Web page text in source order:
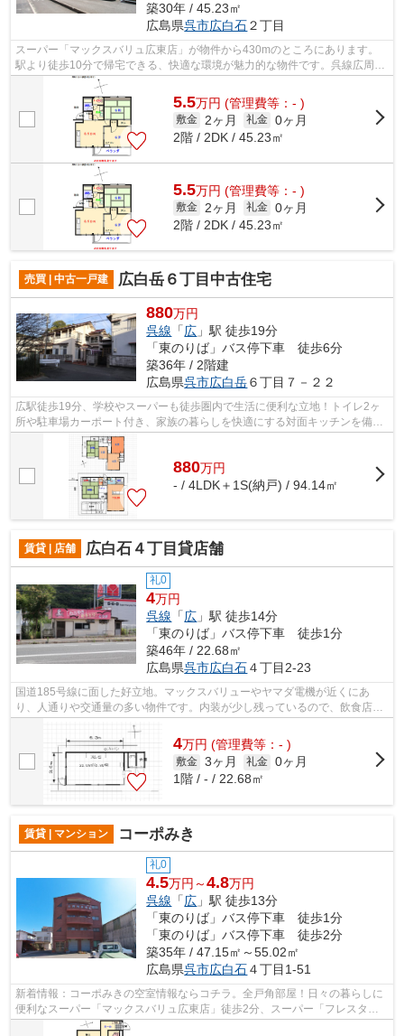
築30年 / 45.23㎡
広島県呉市広白石２丁目
スーパー「マックスバリュ広東店」が物件から430mのところにあります。
駅より徒歩10分で帰宅できる、快適な環境が魅力的な物件です。呉線広周辺
に住めば、交通面で不便を感じることも...
5.5万円 (管理費等：- )
敷金 2ヶ月 礼金 0ヶ月
2階 / 2DK / 45.23㎡
5.5万円 (管理費等：- )
敷金 2ヶ月 礼金 0ヶ月
2階 / 2DK / 45.23㎡
売買 | 中古一戸建 広白岳６丁目中古住宅
880万円
呉線 「広 」駅 徒歩19分
「東のりば」バス停下車 徒歩6分
築36年 / 2階建
広島県呉市広白岳６丁目７－２２
広駅徒歩19分、学校やスーパーも徒歩圏内で生活に便利な立地！トイレ2ヶ
所や駐車場カーポート付き、家族の暮らしを快適にする対面キッチンを備え
た中古住宅です。リノベーション希望者...
880万円
- / 4LDK＋1S(納戸) / 94.14㎡
賃貸 | 店舗 広白石４丁目貸店舗
礼0
4万円
呉線 「広 」駅 徒歩14分
「東のりば」バス停下車 徒歩1分
築46年 / 22.68㎡
広島県呉市広白石４丁目2-23
国道185号線に面した好立地。マックスバリューやヤマダ電機が近くにあ
り、人通りや交通量の多い物件です。内装が少し残っているので、飲食店に
オススメです。
4万円 (管理費等：- )
敷金 3ヶ月 礼金 0ヶ月
1階 / - / 22.68㎡
賃貸 | マンション コーポみき
礼0
4.5万円～4.8万円
呉線 「広 」駅 徒歩13分
「東のりば」バス停下車 徒歩1分
「東のりば」バス停下車 徒歩2分
築35年 / 47.15㎡～55.02㎡
広島県呉市広白石４丁目1-51
新着情報：コーポみきの空室情報ならコチラ。全戸角部屋！日々の暮らしに
便利なスーパー「マックスバリュ広東店」徒歩2分、スーパー「フレスタ」
徒歩7分、ホームセンター「ユーホー」...